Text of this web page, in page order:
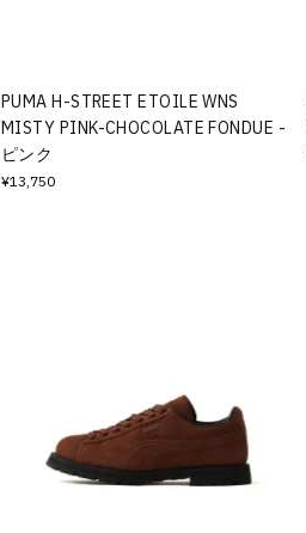
PUMA H-STREET ETOILE WNS
MISTY PINK-CHOCOLATE FONDUE -
ピンク
¥13,750